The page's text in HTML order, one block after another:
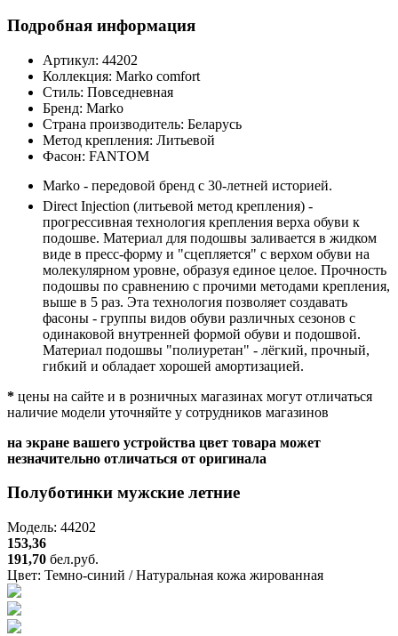
Подробная информация
Артикул: 44202
Коллекция: Marko comfort
Стиль: Повседневная
Бренд: Marko
Страна производитель: Беларусь
Метод крепления: Литьевой
Фасон: FANTOM
Marko - передовой бренд с 30-летней историей.
Direct Injection (литьевой метод крепления) -
прогрессивная технология крепления верха обуви к
подошве. Материал для подошвы заливается в жидком
виде в пресс-форму и "сцепляется" с верхом обуви на
молекулярном уровне, образуя единое целое. Прочность
подошвы по сравнению с прочими методами крепления,
выше в 5 раз. Эта технология позволяет создавать
фасоны - группы видов обуви различных сезонов с
одинаковой внутренней формой обуви и подошвой.
Материал подошвы "полиуретан" - лёгкий, прочный,
гибкий и обладает хорошей амортизацией.
* цены на сайте и в розничных магазинах могут отличаться
наличие модели уточняйте у сотрудников магазинов
на экране вашего устройства цвет товара может
незначительно отличаться от оригинала
Полуботинки мужские летние
Модель: 44202
153,36
191,70 бел.руб.
Цвет: Темно-синий / Натуральная кожа жированная